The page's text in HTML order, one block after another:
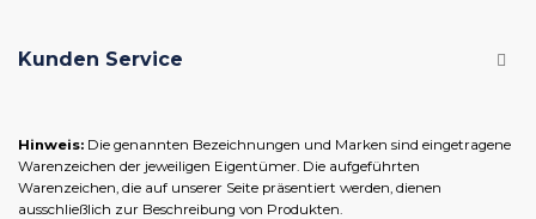
Kunden Service
Hinweis: Die genannten Bezeichnungen und Marken sind eingetragene
Warenzeichen der jeweiligen Eigentümer. Die aufgeführten
Warenzeichen, die auf unserer Seite präsentiert werden, dienen
ausschließlich zur Beschreibung von Produkten.